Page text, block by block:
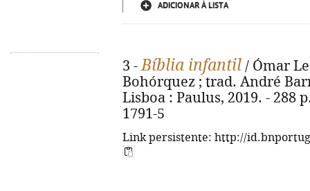
ADICIONAR À LISTA
3 -Bíblia infantil / Ómar
Bohórquez ; trad. André
Lisboa : Paulus, 2019. - 288
1791-5
Link persistente: http://